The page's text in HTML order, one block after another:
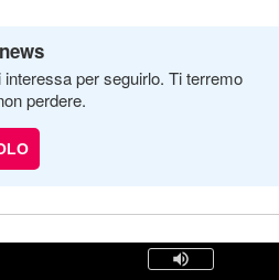
per seguirlo. Ti terremo
perdere.